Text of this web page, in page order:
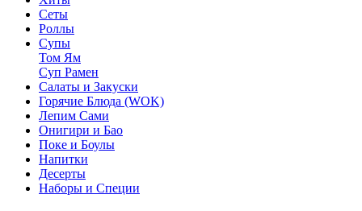
Сеты
Роллы
Супы
Том Ям
Суп Рамен
Салаты и Закуски
Горячие Блюда (WOK)
Лепим Сами
Онигири и Бао
Поке и Боулы
Напитки
Десерты
Наборы и Специи